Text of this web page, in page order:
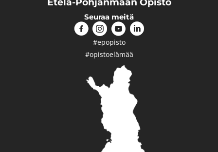
Seuraa meitä
#epopisto
#opistoelämää